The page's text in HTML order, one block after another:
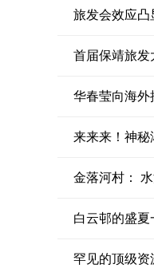
旅发会效应
首届保靖旅发
华春莹向海外
来来来！神秘
金落河村：
白云邨的盛夏
罕见的顶级